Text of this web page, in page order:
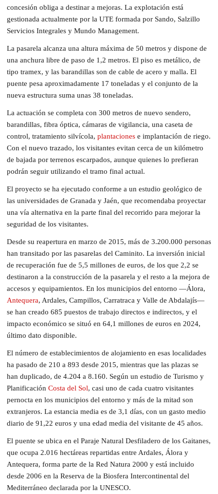
concesión obliga a destinar a mejoras. La explotación está
gestionada actualmente por la UTE formada por Sando, Salzillo
Servicios Integrales y Mundo Management.
La pasarela alcanza una altura máxima de 50 metros y dispone de
una anchura libre de paso de 1,2 metros. El piso es metálico, de
tipo tramex, y las barandillas son de cable de acero y malla. El
puente pesa aproximadamente 17 toneladas y el conjunto de la
nueva estructura suma unas 38 toneladas.
La actuación se completa con 300 metros de nuevo sendero,
barandillas, fibra óptica, cámaras de vigilancia, una caseta de
control, tratamiento silvícola, plantaciones e implantación de riego.
Con el nuevo trazado, los visitantes evitan cerca de un kilómetro
de bajada por terrenos escarpados, aunque quienes lo prefieran
podrán seguir utilizando el tramo final actual.
El proyecto se ha ejecutado conforme a un estudio geológico de
las universidades de Granada y Jaén, que recomendaba proyectar
una vía alternativa en la parte final del recorrido para mejorar la
seguridad de los visitantes.
Desde su reapertura en marzo de 2015, más de 3.200.000 personas
han transitado por las pasarelas del Caminito. La inversión inicial
de recuperación fue de 5,5 millones de euros, de los que 2,2 se
destinaron a la construcción de la pasarela y el resto a la mejora de
accesos y equipamientos. En los municipios del entorno —Álora,
Antequera, Ardales, Campillos, Carratraca y Valle de Abdalajís—
se han creado 685 puestos de trabajo directos e indirectos, y el
impacto económico se situó en 64,1 millones de euros en 2024,
último dato disponible.
El número de establecimientos de alojamiento en esas localidades
ha pasado de 210 a 893 desde 2015, mientras que las plazas se
han duplicado, de 4.204 a 8.160. Según un estudio de Turismo y
Planificación Costa del Sol, casi uno de cada cuatro visitantes
pernocta en los municipios del entorno y más de la mitad son
extranjeros. La estancia media es de 3,1 días, con un gasto medio
diario de 91,22 euros y una edad media del visitante de 45 años.
El puente se ubica en el Paraje Natural Desfiladero de los Gaitanes,
que ocupa 2.016 hectáreas repartidas entre Ardales, Álora y
Antequera, forma parte de la Red Natura 2000 y está incluido
desde 2006 en la Reserva de la Biosfera Intercontinental del
Mediterráneo declarada por la UNESCO.